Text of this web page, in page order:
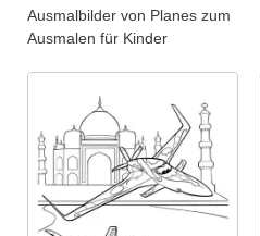
Ausmalbilder von Planes zum
Ausmalen für Kinder